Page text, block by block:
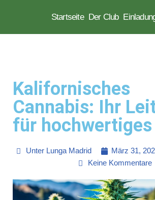
Startseite Der Club
Kalifornisches
Cannabis: Ihr
für hochwertiges
UnterLunga Madrid März 31,
Keine Kommentare